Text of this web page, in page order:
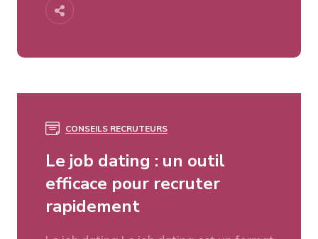
CONSEILS RECRUTEURS
Le job dating : un outil
efficace pour recruter
rapidement